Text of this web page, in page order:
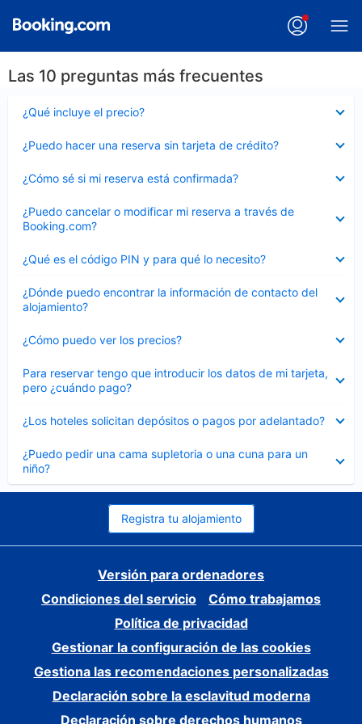
Las 10 preguntas más frecuentes
¿Qué incluye el precio?
cerrado
¿Puedo hacer una reserva sin tarjeta de crédito?
cerrado
¿Cómo sé si mi reserva está confirmada?
cerrado
¿Puedo cancelar o modificar mi reserva a través de
Booking.com?
cerrado
¿Qué es el código PIN y para qué lo necesito?
cerrado
¿Dónde puedo encontrar la información de contacto del
alojamiento?
cerrado
¿Cómo puedo ver los precios?
cerrado
Para reservar tengo que introducir los datos de mi tarjeta,
pero ¿cuándo pago?
cerrado
¿Los hoteles solicitan depósitos o pagos por adelantado?
cerrado
¿Puedo pedir una cama supletoria o una cuna para un
niño?
cerrado
Registra tu alojamiento
Versión para ordenadores
Condiciones del servicio
Cómo trabajamos
Política de privacidad
Gestionar la configuración de las cookies
Gestiona las recomendaciones personalizadas
Declaración sobre la esclavitud moderna
Declaración sobre derechos humanos